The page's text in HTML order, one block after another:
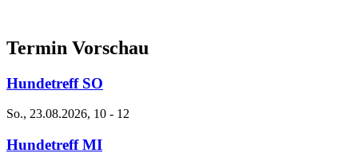
Termin Vorschau
Hundetreff SO
So., 23.08.2026, 10 - 12
Hundetreff MI